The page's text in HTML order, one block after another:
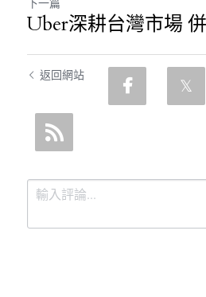
Uber深耕台灣市場
返回網站